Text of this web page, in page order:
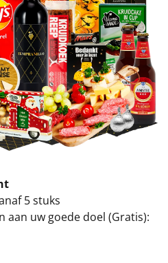
5 stuks
aan uw goede doel (Gratis):